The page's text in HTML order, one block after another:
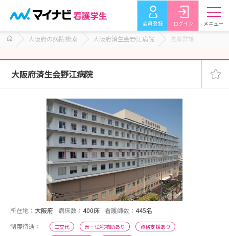
会員登録 ログイン メニュー
大阪府の病院検索 大阪府済生会野江病院 先輩詳細
大阪府済生会野江病院
所在地： 大阪府 病床数： 400床 看護師数： 445名
制度待遇：
二交代 寮・住宅補助あり
資格支援あり